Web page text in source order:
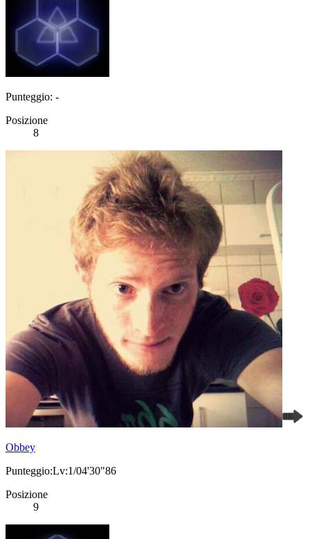
Punteggio: -
Posizione
8
Obbey
Punteggio:Lv:1/04'30"86
Posizione
9